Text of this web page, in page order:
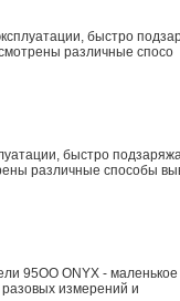
быстро
различные спосо
быстро
различные способы
95ОО ONYX -
измерений и